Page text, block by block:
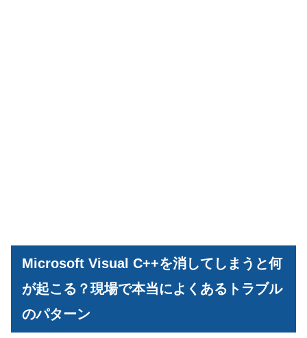
Microsoft Visual C++を消してしまうと何
が起こる？現場で本当によくあるトラブル
のパターン